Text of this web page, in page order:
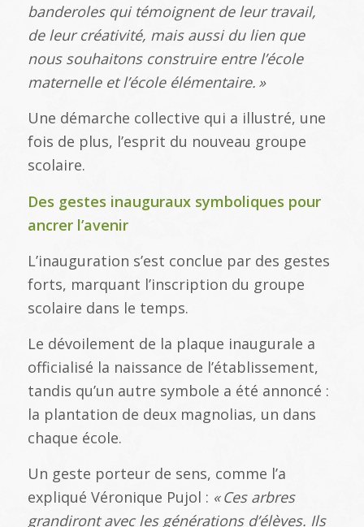
banderoles qui témoignent de leur travail,
de leur créativité, mais aussi du lien que
nous souhaitons construire entre l’école
maternelle et l’école élémentaire. »
Une démarche collective qui a illustré, une
fois de plus, l’esprit du nouveau groupe
scolaire.
Des gestes inauguraux symboliques pour
ancrer l’avenir
L’inauguration s’est conclue par des gestes
forts, marquant l’inscription du groupe
scolaire dans le temps.
Le dévoilement de la plaque inaugurale a
officialisé la naissance de l’établissement,
tandis qu’un autre symbole a été annoncé :
la plantation de deux magnolias, un dans
chaque école.
Un geste porteur de sens, comme l’a
expliqué Véronique Pujol : «Ces arbres
grandiront avec les générations d’élèves. Ils